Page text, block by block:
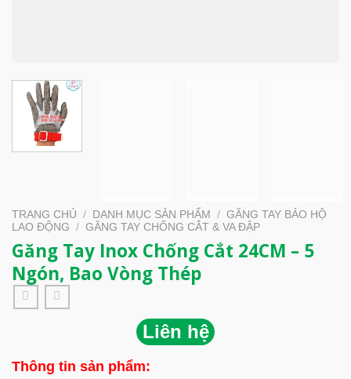
TRANG CHỦ / DANH MỤC SẢN PHẨM / GĂNG TAY BẢO HỘ
LAO ĐỘNG
/ GĂNG TAY CHỐNG CẮT & VA ĐẬP
Găng Tay Inox Chống Cắt 24CM – 5
Ngón, Bao Vòng Thép
Liên hệ
Thông tin sản phẩm: